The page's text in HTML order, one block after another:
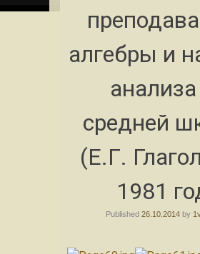
алгебры и
средней
(Е.Г.
1981
Published 26.10.2014 by